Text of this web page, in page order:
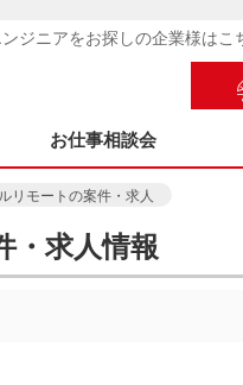
ンジニアをお探しの企業様はこ
お仕事相談会
リモートの案件・求人
・求人情報